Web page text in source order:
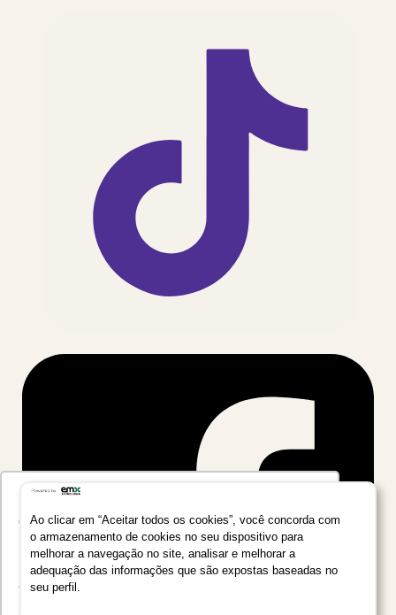
Utilizamos seus dados para oferecer uma
experiência mais relevante ao analisar e
personalizar conteúdos e anúncios em nossa
plataforma e em serviços de terceiros. Consulte
a Política de Privacidade de Dados do Grupo
Ao clicar em “Aceitar todos os cookies”, você concorda com
o armazenamento de cookies no seu dispositivo para
melhorar a navegação no site, analisar e melhorar a
adequação das informações que são expostas baseadas no
seu perfil.